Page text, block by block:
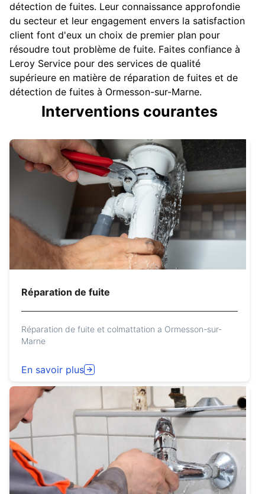
détection de fuites. Leur connaissance approfondie
du secteur et leur engagement envers la satisfaction
client font d'eux un choix de premier plan pour
résoudre tout problème de fuite. Faites confiance à
Leroy Service pour des services de qualité
supérieure en matière de réparation de fuites et de
détection de fuites à Ormesson-sur-Marne.
Interventions courantes
Réparation de fuite
Réparation de fuite et colmattation a Ormesson-sur-
Marne
En savoir plus